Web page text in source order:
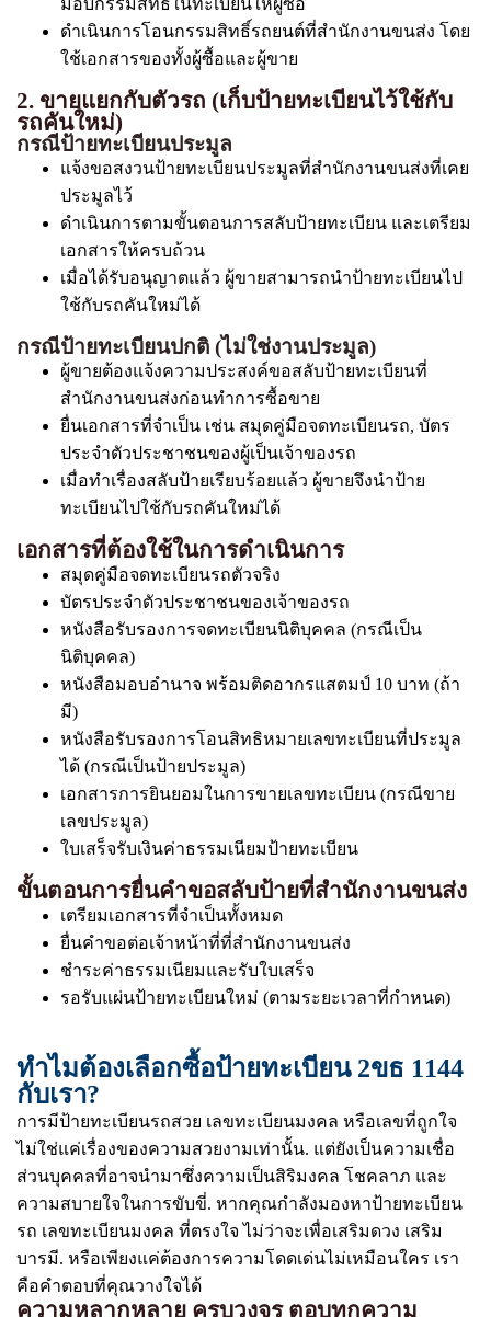
มอบกรรมสิทธิ์ในทะเบียนให้ผู้ซื้อ
ดำเนินการโอนกรรมสิทธิ์รถยนต์ที่สำนักงานขนส่ง โดย
ใช้เอกสารของทั้งผู้ซื้อและผู้ขาย
2. ขายแยกกับตัวรถ (เก็บป้ายทะเบียนไว้ใช้กับ
รถคันใหม่)
กรณีป้ายทะเบียนประมูล
แจ้งขอสงวนป้ายทะเบียนประมูลที่สำนักงานขนส่งที่เคย
ประมูลไว้
ดำเนินการตามขั้นตอนการสลับป้ายทะเบียน และเตรียม
เอกสารให้ครบถ้วน
เมื่อได้รับอนุญาตแล้ว ผู้ขายสามารถนำป้ายทะเบียนไป
ใช้กับรถคันใหม่ได้
กรณีป้ายทะเบียนปกติ (ไม่ใช่งานประมูล)
ผู้ขายต้องแจ้งความประสงค์ขอสลับป้ายทะเบียนที่
สำนักงานขนส่งก่อนทำการซื้อขาย
ยื่นเอกสารที่จำเป็น เช่น สมุดคู่มือจดทะเบียนรถ, บัตร
ประจำตัวประชาชนของผู้เป็นเจ้าของรถ
เมื่อทำเรื่องสลับป้ายเรียบร้อยแล้ว ผู้ขายจึงนำป้าย
ทะเบียนไปใช้กับรถคันใหม่ได้
เอกสารที่ต้องใช้ในการดำเนินการ
สมุดคู่มือจดทะเบียนรถตัวจริง
บัตรประจำตัวประชาชนของเจ้าของรถ
หนังสือรับรองการจดทะเบียนนิติบุคคล (กรณีเป็น
นิติบุคคล)
หนังสือมอบอำนาจ พร้อมติดอากรแสตมป์ 10 บาท (ถ้า
มี)
หนังสือรับรองการโอนสิทธิหมายเลขทะเบียนที่ประมูล
ได้ (กรณีเป็นป้ายประมูล)
เอกสารการยินยอมในการขายเลขทะเบียน (กรณีขาย
เลขประมูล)
ใบเสร็จรับเงินค่าธรรมเนียมป้ายทะเบียน
ขั้นตอนการยื่นคำขอสลับป้ายที่สำนักงานขนส่ง
เตรียมเอกสารที่จำเป็นทั้งหมด
ยื่นคำขอต่อเจ้าหน้าที่ที่สำนักงานขนส่ง
ชำระค่าธรรมเนียมและรับใบเสร็จ
รอรับแผ่นป้ายทะเบียนใหม่ (ตามระยะเวลาที่กำหนด)
ทำไมต้องเลือกซื้อป้ายทะเบียน 2ขธ 1144
กับเรา?
การมีป้ายทะเบียนรถสวย เลขทะเบียนมงคล หรือเลขที่ถูกใจ
ไม่ใช่แค่เรื่องของความสวยงามเท่านั้น. แต่ยังเป็นความเชื่อ
ส่วนบุคคลที่อาจนำมาซึ่งความเป็นสิริมงคล โชคลาภ และ
ความสบายใจในการขับขี่. หากคุณกำลังมองหาป้ายทะเบียน
รถ เลขทะเบียนมงคล ที่ตรงใจ ไม่ว่าจะเพื่อเสริมดวง เสริม
บารมี. หรือเพียงแค่ต้องการความโดดเด่นไม่เหมือนใคร เรา
คือคำตอบที่คุณวางใจได้
ความหลากหลาย ครบวงจร ตอบทุกความ